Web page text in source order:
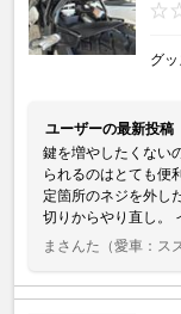
グ
ユーザーの最新投稿
鍵を増やしたくない
られるのはとても便
定箇所のネジを外し
切りからやり直し。
まさんた （愛車：ス